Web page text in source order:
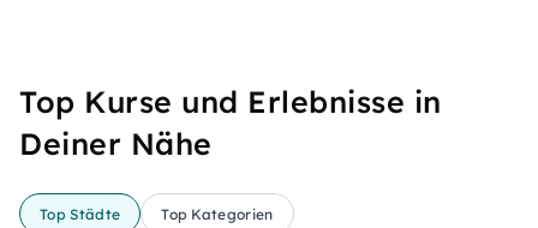
Top Kurse und Erlebnisse in
Deiner Nähe
Top Städte Top Kategorien